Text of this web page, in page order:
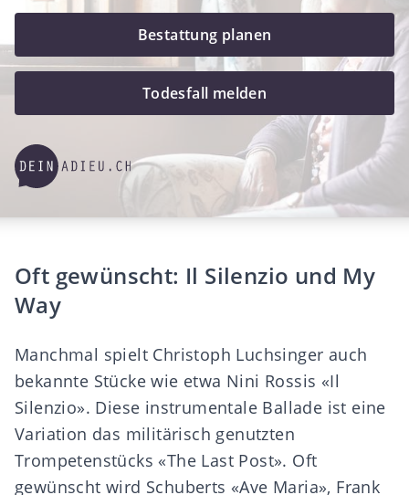
Bestattung planen
Todesfall melden
Oft gewünscht: Il Silenzio und My
Way
Manchmal spielt Christoph Luchsinger auch
bekannte Stücke wie etwa Nini Rossis «Il
Silenzio». Diese instrumentale Ballade ist eine
Variation das militärisch genutzten
Trompetenstücks «The Last Post». Oft
gewünscht wird Schuberts «Ave Maria», Frank